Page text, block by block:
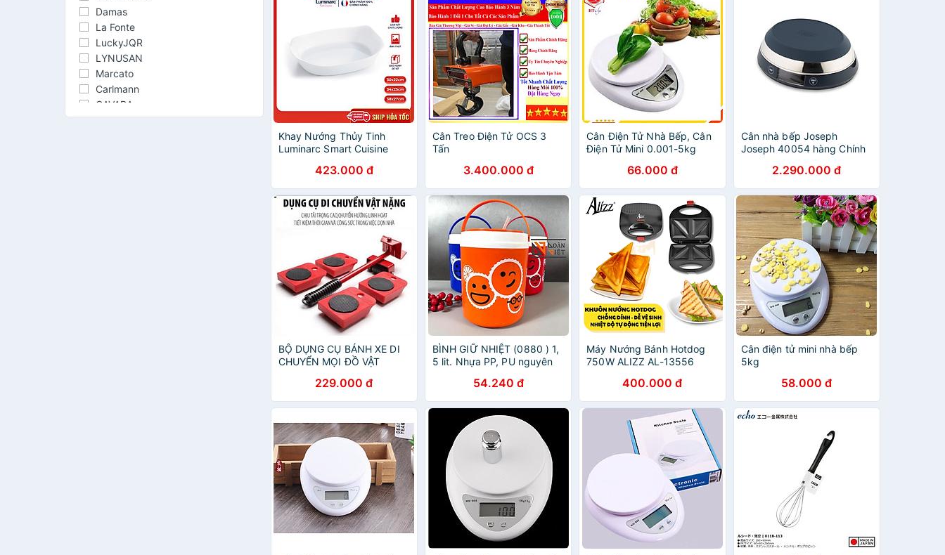
Damas
La Fonte
LuckyJQR
LYNUSAN
Marcato
Carlmann
CAVARA
Echo Metal
Khay Nướng Thủy Tinh
Luminarc Smart Cuisine
423.000 đ
Cân Treo Điện Tử OCS 3
Tấn
3.400.000 đ
Cân Điện Tử Nhà Bếp, Cân
Điện Tử Mini 0.001-5kg
Dễ Dàng Chính Xác
66.000 đ
Cân nhà bếp Joseph
Joseph 40054 hàng Chính
2.290.000 đ
BỘ DỤNG CỤ BÁNH XE DI
CHUYỂN MỌI ĐỒ VẬT
THÔNG MINH229.000 đ
BÌNH GIỮ NHIỆT (0880 ) 1,
5 lit. Nhựa PP, PU nguyên
bên ngoài bình, giữ nhiệt
lâu. Hàng Việt Nam
54.240 đ
Máy Nướng Bánh Hotdog
750W ALIZZ AL-13556
400.000 đ
Cân điện tử mini nhà bếp
5kg
58.000 đ